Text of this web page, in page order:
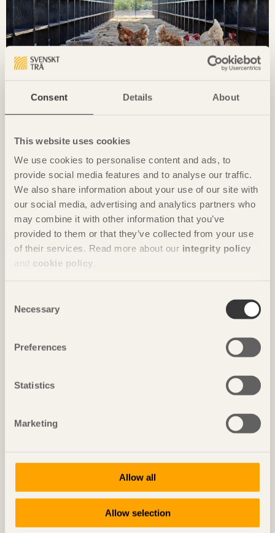
Consent Details About
This website uses cookies
We use cookies to personalise content and ads, to
provide social media features and to analyse our traffic.
We also share information about your use of our site with
our social media, advertising and analytics partners who
may combine it with other information that you’ve
provided to them or that they’ve collected from your use
of their services. Read more about our integrity policy
and cookie policy
Selection
Necessary
Preferences
Statistics
Marketing
Allow all
Allow selection
NOTERAT
Ombonade reden i väggen
Gästhus ger by nytt liv
Foto: Björn Lofterud
Diskret placerat experiment